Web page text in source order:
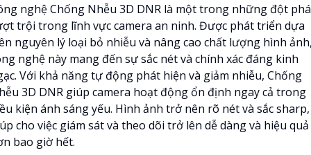
nghệ Chống Nhễu 3D DNR là một trong những đột phá
trội trong lĩnh vực camera an ninh. Được phát triển dựa
nguyên lý loại bỏ nhiễu và nâng cao chất lượng hình
nghệ này mang đến sự sắc nét và chính xác đáng kinh
Với khả năng tự động phát hiện và giảm nhiễu, Chống
3D DNR giúp camera hoạt động ổn định ngay cả trong
kiện ánh sáng yếu. Hình ảnh trở nên rõ nét và sắc sharp,
cho việc giám sát và theo dõi trở lên dễ dàng và hiệu quả
bao giờ hết.